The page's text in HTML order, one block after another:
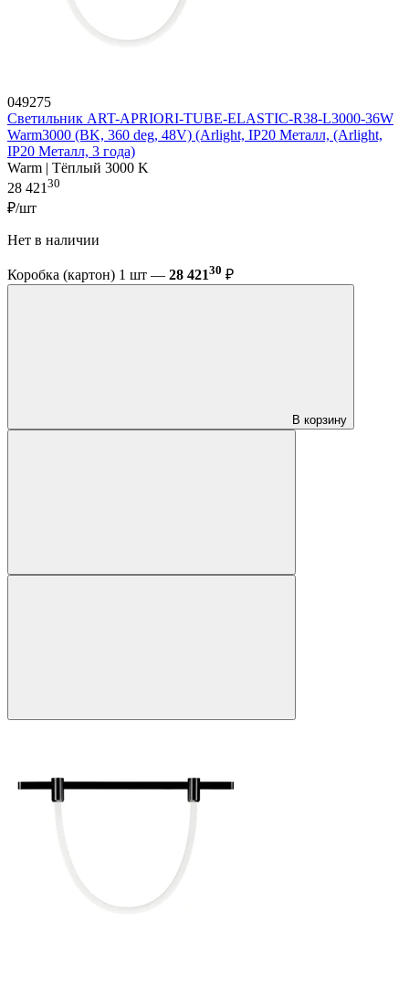
049275
Светильник ART-APRIORI-TUBE-ELASTIC-R38-L3000-36W
Warm3000 (BK, 360 deg, 48V) (Arlight, IP20 Металл, (Arlight,
IP20 Металл, 3 года)
Warm | Тёплый 3000 K
28 42130
₽/шт
Нет в наличии
Коробка (картон) 1 шт — 28 42130 ₽
В корзину